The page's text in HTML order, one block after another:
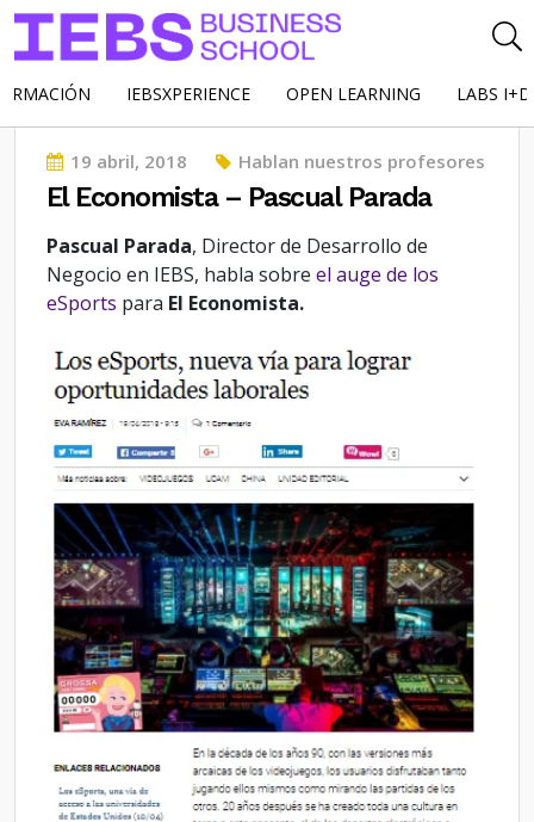
IEBSXPERIENCE OPEN LEARNING LABS
Posted
on
19 abril, 2018 Hablan nuestros profesores
El Economista – Pascual Parada
Pascual Parada, Director de Desarrollo de
Negocio en IEBS, habla sobre el auge de los
eSports para El Economista.